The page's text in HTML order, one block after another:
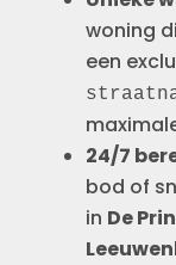
woning
een
24/7
bod of
in De